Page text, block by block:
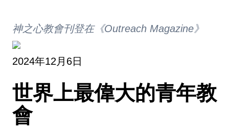
神之心教會刊登在《Outreach Magazine》
2024年12月6日
世界上最偉大的青年教
會